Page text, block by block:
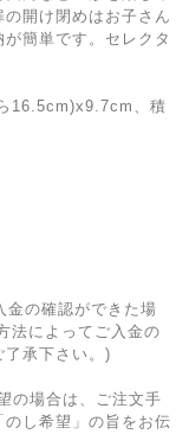
開け閉めはお子さん
簡単です。セレクタ
16.5cm)x9.7cm、積
金の確認ができた場
法によってご入金の
了承下さい。)
の場合は、ご注文手
し希望」の旨をお伝